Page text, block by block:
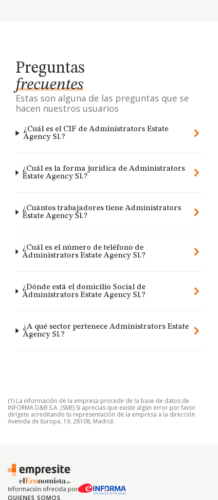
Preguntas
frecuentes
Estas son alguna de las preguntas que se
hacen nuestros usuarios
¿Cuál es el CIF de Administrators Estate
Agency Sl.?
¿Cuál es la forma jurídica de Administrators
Estate Agency Sl.?
¿Cuántos trabajadores tiene Administrators
Estate Agency Sl.?
¿Cuál es el número de teléfono de
Administrators Estate Agency Sl.?
¿Dónde está el domicilio Social de
Administrators Estate Agency Sl.?
¿A qué sector pertenece Administrators Estate
Agency Sl.?
(1) La información de la empresa procede de la base de datos de
INFORMA D&B S.A. (SME) Si aprecias que existe algún error por favor
dirígete acreditando tu representación de la empresa a la dirección
Avenida de Europa, 19, 28108, Madrid.
Información ofrecida por
QUIENES SOMOS